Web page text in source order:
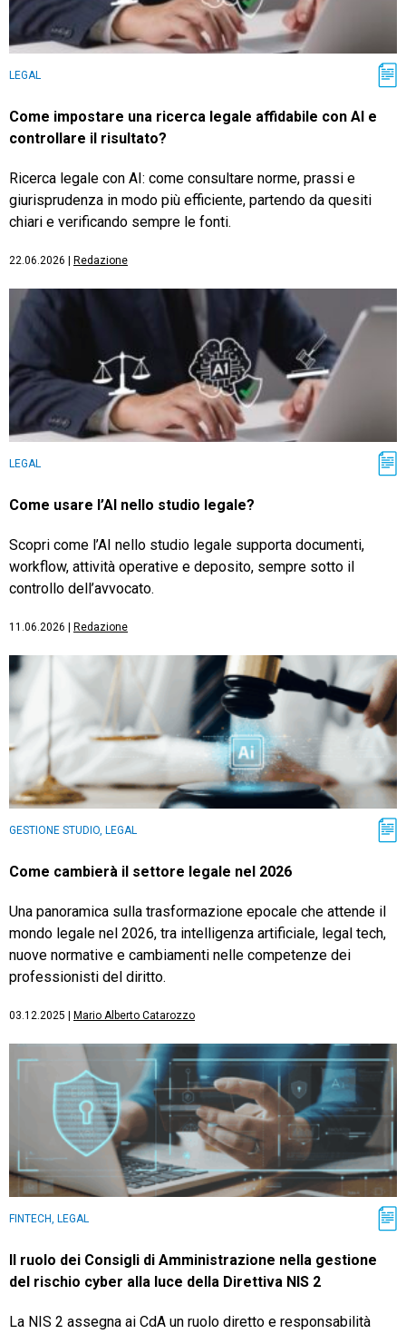
LEGAL
Come impostare una ricerca legale affidabile con AI e
controllare il risultato?
Ricerca legale con AI: come consultare norme, prassi e
giurisprudenza in modo più efficiente, partendo da quesiti
chiari e verificando sempre le fonti.
22.06.2026 Redazione
LEGAL
Come usare l’AI nello studio legale?
Scopri come l’AI nello studio legale supporta documenti,
workflow, attività operative e deposito, sempre sotto il
controllo dell’avvocato.
11.06.2026 Redazione
GESTIONE STUDIO, LEGAL
Come cambierà il settore legale nel 2026
Una panoramica sulla trasformazione epocale che attende il
mondo legale nel 2026, tra intelligenza artificiale, legal tech,
nuove normative e cambiamenti nelle competenze dei
professionisti del diritto.
03.12.2025 Mario Alberto Catarozzo
FINTECH, LEGAL
Il ruolo dei Consigli di Amministrazione nella gestione
del rischio cyber alla luce della Direttiva NIS 2
La NIS 2 assegna ai CdA un ruolo diretto e responsabilità